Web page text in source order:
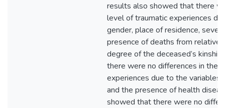
results also showed that there
level of traumatic experiences
gender, place of residence,
presence of deaths from
degree of the deceased’s
there were no differences in the
experiences due to the variables
and the presence of health
showed that there were no